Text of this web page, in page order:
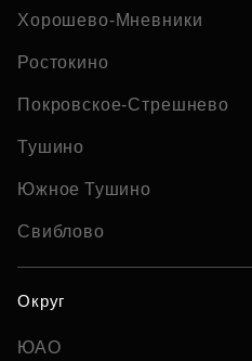
Хорошево-Мневники
Ростокино
Покровское-Стрешнево
Тушино
Южное Тушино
Свиблово
Округ
ЮАО